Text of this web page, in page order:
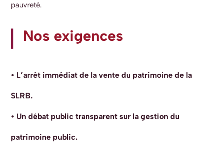
pauvreté.
Nos exigences
• L’arrêt immédiat de la vente du patrimoine de la
SLRB.
• Un débat public transparent sur la gestion du
patrimoine public.